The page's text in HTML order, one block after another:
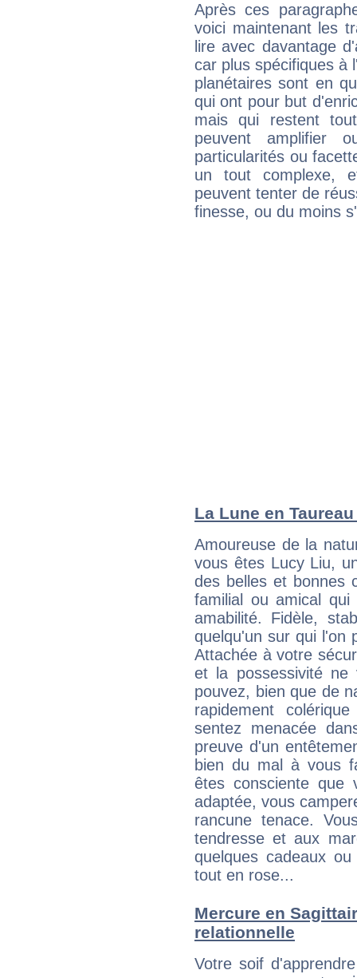
Après ces
voici maintenant les
lire avec davantage
car plus spécifiques à
planétaires sont en
qui ont pour but
mais qui restent
peuvent amplifier
particularités ou
un tout complexe,
peuvent tenter de
finesse, ou du moins
La Lune en
Amoureuse de la
vous êtes Lucy Liu,
des belles et bonnes
familial ou amical
amabilité. Fidèle,
quelqu'un sur qui l'on
Attachée à votre
et la possessivité
pouvez, bien que de
rapidement
sentez menacée
preuve d'un
bien du mal à vous
êtes consciente que
adaptée, vous
rancune tenace.
tendresse et aux
quelques cadeaux
tout en rose...
Mercure en
relationnelle
Votre soif